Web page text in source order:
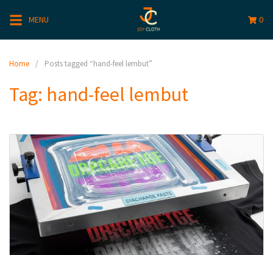
MENU 0
Home Posts tagged “hand-feel lembut”
Tag: hand-feel lembut